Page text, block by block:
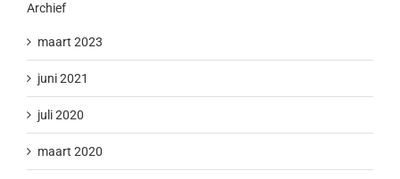
Archief
maart 2023
juni 2021
juli 2020
maart 2020